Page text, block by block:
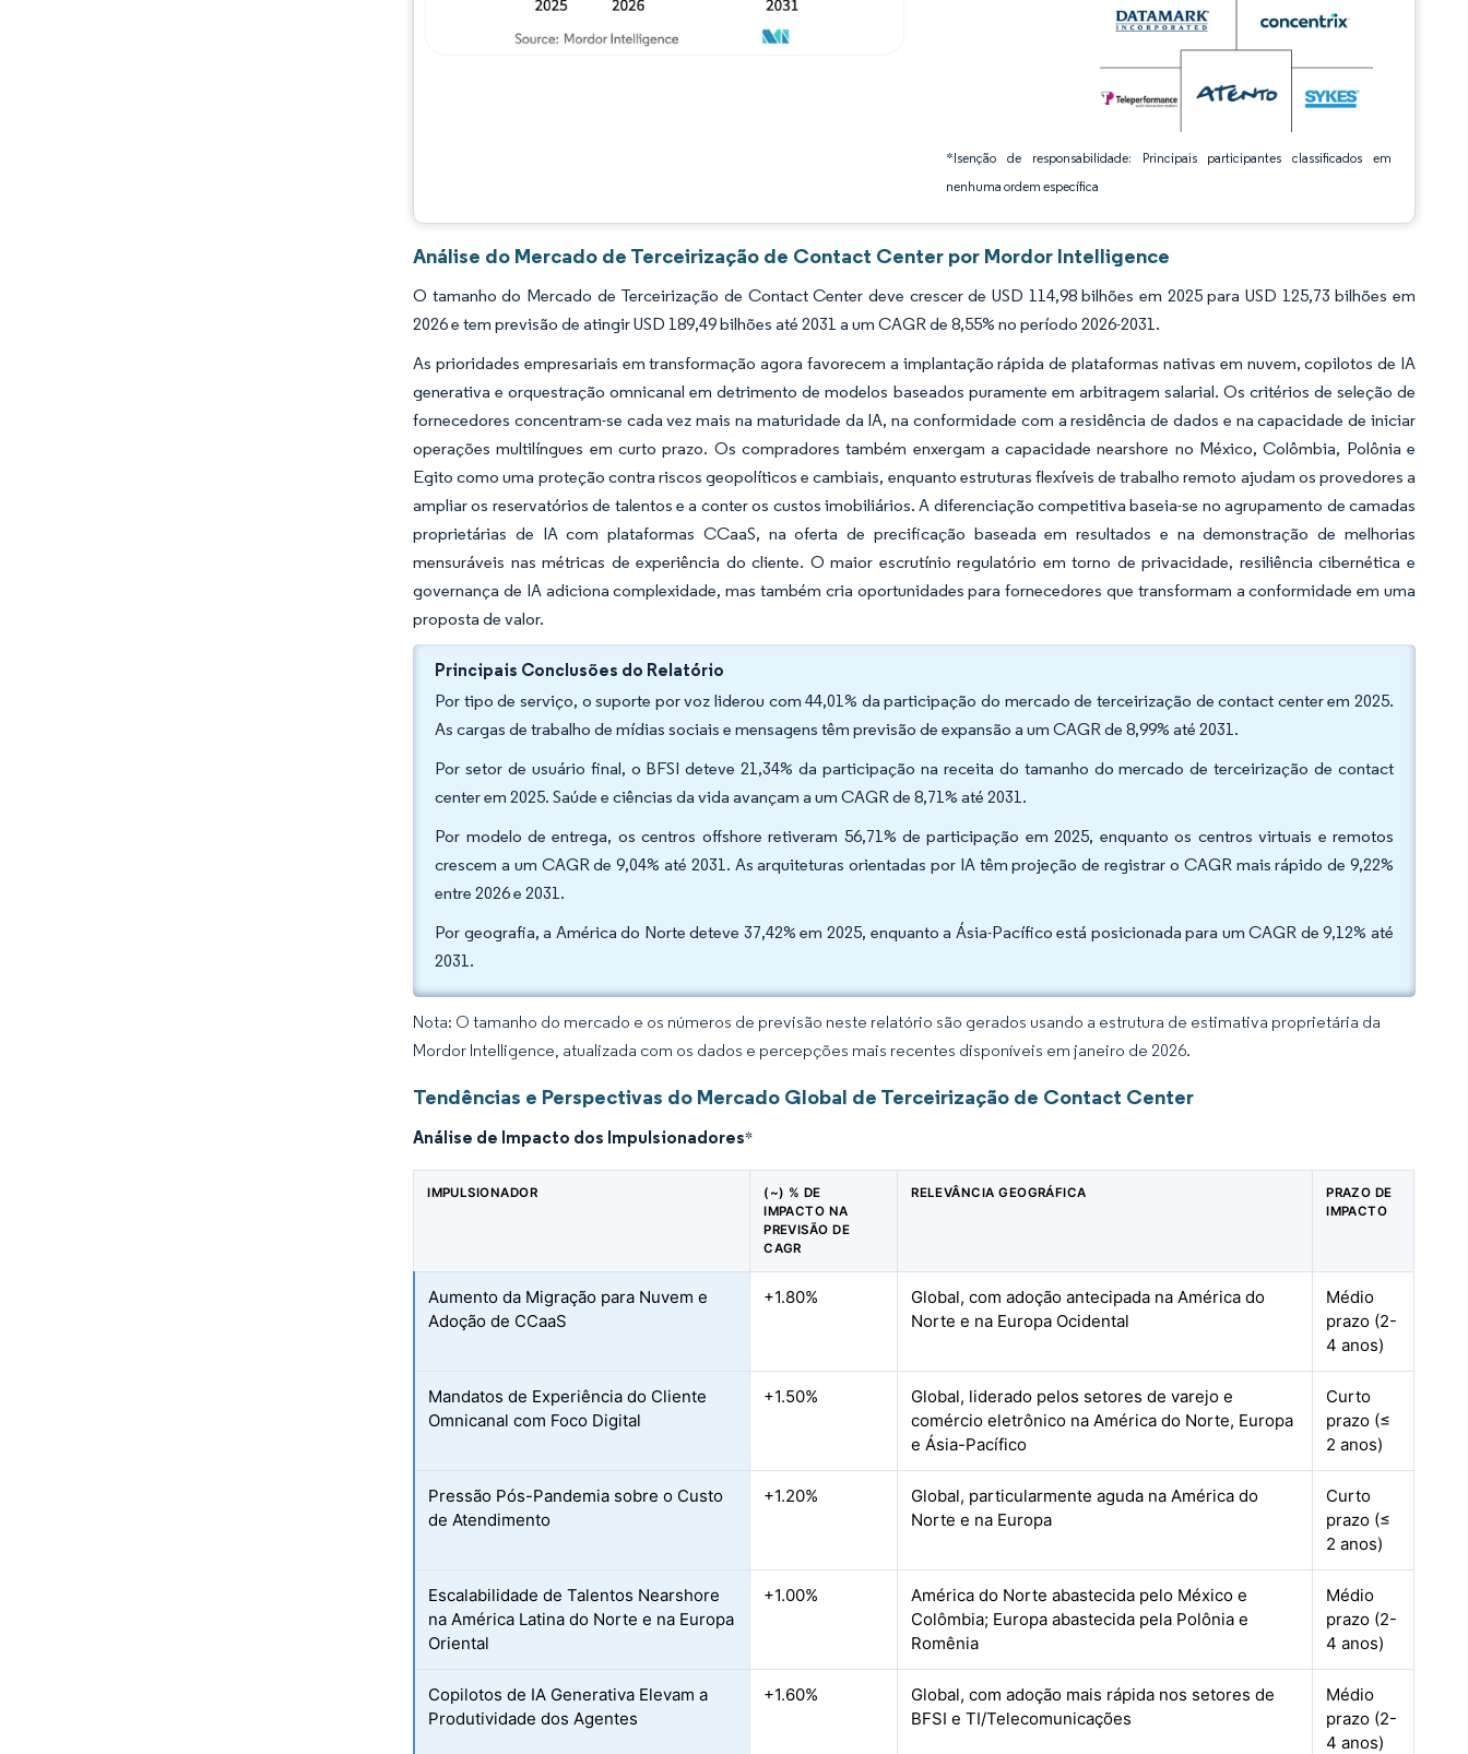
*Isenção de responsabilidade: Principais participantes classificados em
nenhuma ordem específica
Análise do Mercado de Terceirização de Contact Center por Mordor Intelligence
O tamanho do Mercado de Terceirização de Contact Center deve crescer de USD 114,98 bilhões em 2025 para USD 125,73 bilhões em
2026 e tem previsão de atingir USD 189,49 bilhões até 2031 a um CAGR de 8,55% no período 2026-2031.
As prioridades empresariais em transformação agora favorecem a implantação rápida de plataformas nativas em nuvem, copilotos de IA
generativa e orquestração omnicanal em detrimento de modelos baseados puramente em arbitragem salarial. Os critérios de seleção de
fornecedores concentram-se cada vez mais na maturidade da IA, na conformidade com a residência de dados e na capacidade de iniciar
operações multilíngues em curto prazo. Os compradores também enxergam a capacidade nearshore no México, Colômbia, Polônia e
Egito como uma proteção contra riscos geopolíticos e cambiais, enquanto estruturas flexíveis de trabalho remoto ajudam os provedores a
ampliar os reservatórios de talentos e a conter os custos imobiliários. A diferenciação competitiva baseia-se no agrupamento de camadas
proprietárias de IA com plataformas CCaaS, na oferta de precificação baseada em resultados e na demonstração de melhorias
mensuráveis nas métricas de experiência do cliente. O maior escrutínio regulatório em torno de privacidade, resiliência cibernética e
governança de IA adiciona complexidade, mas também cria oportunidades para fornecedores que transformam a conformidade em uma
proposta de valor.
Principais Conclusões do Relatório
Por tipo de serviço, o suporte por voz liderou com 44,01% da participação do mercado de terceirização de contact center em 2025.
As cargas de trabalho de mídias sociais e mensagens têm previsão de expansão a um CAGR de 8,99% até 2031.
Por setor de usuário final, o BFSI deteve 21,34% da participação na receita do tamanho do mercado de terceirização de contact
center em 2025. Saúde e ciências da vida avançam a um CAGR de 8,71% até 2031.
Por modelo de entrega, os centros offshore retiveram 56,71% de participação em 2025, enquanto os centros virtuais e remotos
crescem a um CAGR de 9,04% até 2031. As arquiteturas orientadas por IA têm projeção de registrar o CAGR mais rápido de 9,22%
entre 2026 e 2031.
Por geografia, a América do Norte deteve 37,42% em 2025, enquanto a Ásia-Pacífico está posicionada para um CAGR de 9,12% até
2031.
Nota: O tamanho do mercado e os números de previsão neste relatório são gerados usando a estrutura de estimativa proprietária da
Mordor Intelligence, atualizada com os dados e percepções mais recentes disponíveis em janeiro de 2026.
Tendências e Perspectivas do Mercado Global de Terceirização de Contact Center
Análise de Impacto dos Impulsionadores*
IMPULSIONADOR
(~) % DE
IMPACTO NA
PREVISÃO DE
CAGR
RELEVÂNCIA GEOGRÁFICA
PRAZO DE
IMPACTO
Aumento da Migração para Nuvem e
Adoção de CCaaS
+1.80%
Global, com adoção antecipada na América do
Norte e na Europa Ocidental
Médio
prazo (2-
4 anos)
Mandatos de Experiência do Cliente
Omnicanal com Foco Digital
+1.50%
Global, liderado pelos setores de varejo e
comércio eletrônico na América do Norte, Europa
e Ásia-Pacífico
Curto
prazo (≤
2 anos)
Pressão Pós-Pandemia sobre o Custo
de Atendimento
+1.20%
Global, particularmente aguda na América do
Norte e na Europa
Curto
prazo (≤
2 anos)
Escalabilidade de Talentos Nearshore
na América Latina do Norte e na Europa
Oriental
+1.00%
América do Norte abastecida pelo México e
Colômbia; Europa abastecida pela Polônia e
Romênia
Médio
prazo (2-
4 anos)
Copilotos de IA Generativa Elevam a
Produtividade dos Agentes
+1.60%
Global, com adoção mais rápida nos setores de
BFSI e TI/Telecomunicações
Médio
prazo (2-
4 anos)